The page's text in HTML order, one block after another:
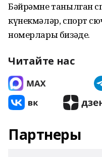
Бәйрәмне танылган
күнекмәләр, спорт
номерлары бизәде.
Читайте нас
Партнеры